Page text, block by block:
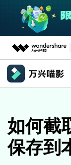
推荐产品
新闻中心
关于万兴
产品系统
产品功能
AI功能
视频/照片
解决方案
如何截
保存到